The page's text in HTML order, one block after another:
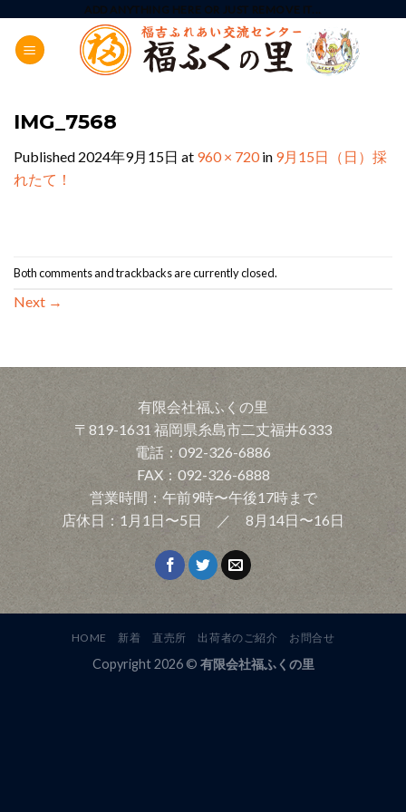
content
ADD ANYTHING HERE OR JUST REMOVE IT...
IMG_7568
Published 2024年9月15日 at 960 × 720in 9月15日（日）採
れたて！
Both comments and trackbacks are currently closed.
Next →
有限会社福ふくの里
〒819-1631 福岡県糸島市二丈福井6333
電話：092-326-6886
FAX：092-326-6888
営業時間：午前9時〜午後17時まで
店休日：1月1日〜5日 ／ 8月14日〜16日
HOME 新着 直売所 出荷者のご紹介 お問合せ
Copyright 2026 © 有限会社福ふくの里